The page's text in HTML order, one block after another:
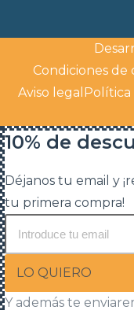
Condiciones de
Aviso legal Política
10% de
Déjanos tu email y
tu primera compra!
LO QUIERO
Y además te